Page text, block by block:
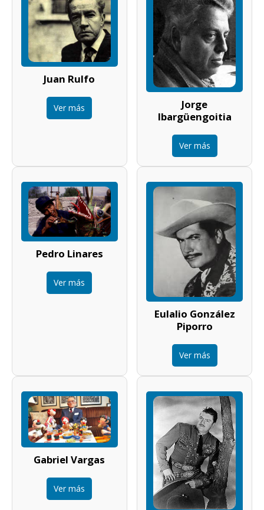
Juan Rulfo
Ver más
Jorge
Ibargüengoitia
Ver más
Pedro Linares
Ver más
Eulalio González
Piporro
Ver más
Gabriel Vargas
Ver más